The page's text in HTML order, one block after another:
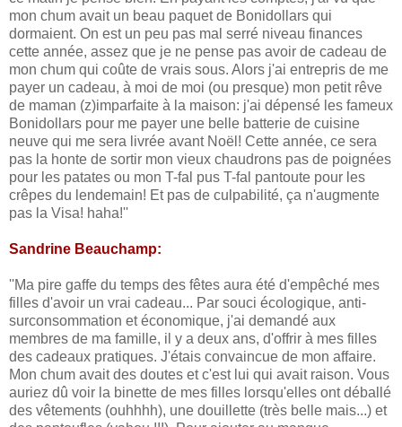
mon chum avait un beau paquet de Bonidollars qui
dormaient. On est un peu pas mal serré niveau finances
cette année, assez que je ne pense pas avoir de cadeau de
mon chum qui coûte de vrais sous. Alors j'ai entrepris de me
payer un cadeau, à moi de moi (ou presque) mon petit rêve
de maman (z)imparfaite à la maison: j'ai dépensé les fameux
Bonidollars pour me payer une belle batterie de cuisine
neuve qui me sera livrée avant Noël! Cette année, ce sera
pas la honte de sortir mon vieux chaudrons pas de poignées
pour les patates ou mon T-fal pus T-fal pantoute pour les
crêpes du lendemain! Et pas de culpabilité, ça n'augmente
pas la Visa! haha!''
Sandrine Beauchamp:
''Ma pire gaffe du temps des fêtes aura été d'empêché mes
filles d'avoir un vrai cadeau... Par souci écologique, anti-
surconsommation et économique, j'ai demandé aux
membres de ma famille, il y a deux ans, d'offrir à mes filles
des cadeaux pratiques. J'étais convaincue de mon affaire.
Mon chum avait des doutes et c'est lui qui avait raison. Vous
auriez dû voir la binette de mes filles lorsqu'elles ont déballé
des vêtements (ouhhhh), une douillette (très belle mais...) et